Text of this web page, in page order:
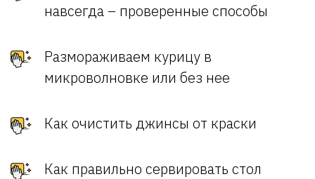
навсегда – проверенные способы
Размораживаем курицу в
микроволновке или без нее
Как очистить джинсы от краски
Как правильно сервировать стол